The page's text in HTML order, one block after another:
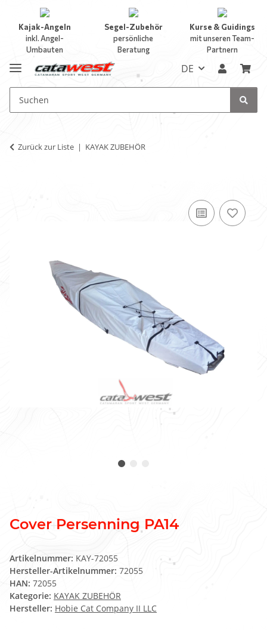
Kajak-Angeln
inkl. Angel-
Umbauten
Segel-Zubehör
persönliche
Beratung
Kurse & Guidings
mit unseren Team-
Partnern
DE
Zurück zur Liste KAYAK ZUBEHÖR
Cover Persenning PA14
Artikelnummer: KAY-72055
Hersteller-Artikelnummer: 72055
HAN: 72055
Kategorie: KAYAK ZUBEHÖR
Hersteller: Hobie Cat Company II LLC